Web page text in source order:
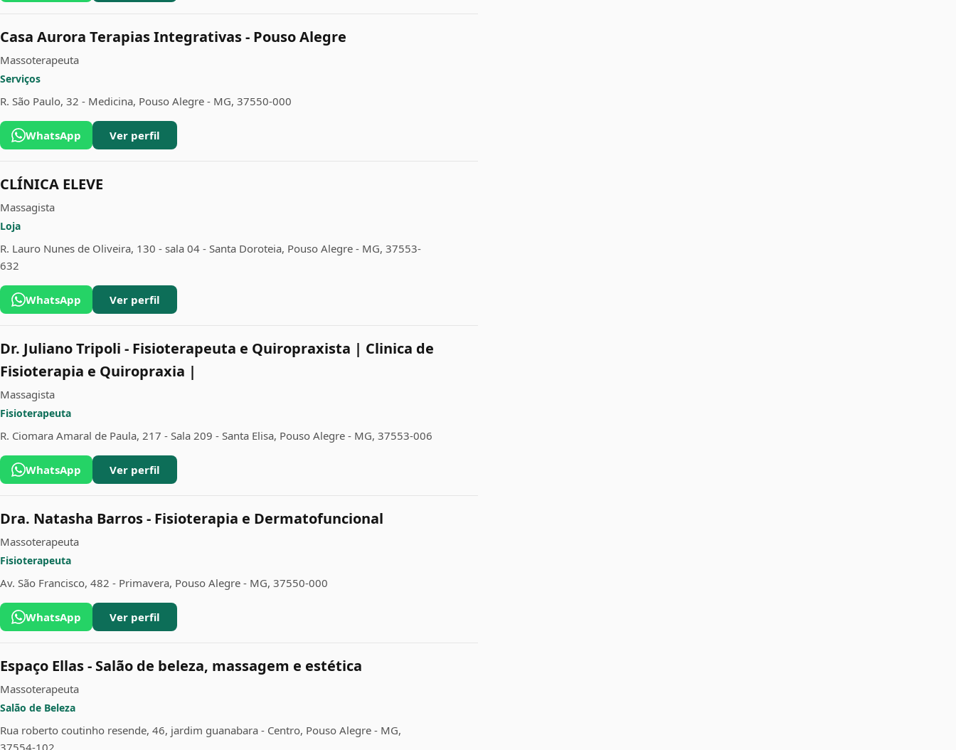
Casa Aurora Terapias Integrativas - Pouso Alegre
Massoterapeuta
Serviços
R. São Paulo, 32 - Medicina, Pouso Alegre - MG, 37550-000
WhatsApp Ver perfil
CLÍNICA ELEVE
Massagista
Loja
R. Lauro Nunes de Oliveira, 130 - sala 04 - Santa Doroteia, Pouso Alegre - MG, 37553-
632
WhatsApp Ver perfil
Dr. Juliano Tripoli - Fisioterapeuta e Quiropraxista | Clinica de
Fisioterapia e Quiropraxia |
Massagista
Fisioterapeuta
R. Ciomara Amaral de Paula, 217 - Sala 209 - Santa Elisa, Pouso Alegre - MG, 37553-006
WhatsApp Ver perfil
Dra. Natasha Barros - Fisioterapia e Dermatofuncional
Massoterapeuta
Fisioterapeuta
Av. São Francisco, 482 - Primavera, Pouso Alegre - MG, 37550-000
WhatsApp Ver perfil
Espaço Ellas - Salão de beleza, massagem e estética
Massoterapeuta
Salão de Beleza
Rua roberto coutinho resende, 46, jardim guanabara - Centro, Pouso Alegre - MG,
37554-102